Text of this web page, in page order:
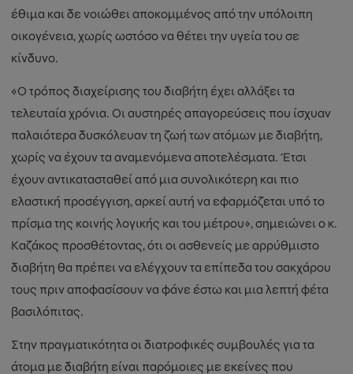
έθιμα και δε νοιώθει αποκομμένος από την υπόλοιπη
οικογένεια, χωρίς ωστόσο να θέτει την υγεία του σε
κίνδυνο.
«Ο τρόπος διαχείρισης του διαβήτη έχει αλλάξει τα
τελευταία χρόνια. Οι αυστηρές απαγορεύσεις που ίσχυαν
παλαιότερα δυσκόλευαν τη ζωή των ατόμων με διαβήτη,
χωρίς να έχουν τα αναμενόμενα αποτελέσματα. Έτσι
έχουν αντικατασταθεί από μια συνολικότερη και πιο
ελαστική προσέγγιση, αρκεί αυτή να εφαρμόζεται υπό το
πρίσμα της κοινής λογικής και του μέτρου», σημειώνει ο κ.
Καζάκος προσθέτοντας, ότι οι ασθενείς με αρρύθμιστο
διαβήτη θα πρέπει να ελέγχουν τα επίπεδα του σακχάρου
τους πριν αποφασίσουν να φάνε έστω και μια λεπτή φέτα
βασιλόπιτας.
Στην πραγματικότητα οι διατροφικές συμβουλές για τα
άτομα με διαβήτη είναι παρόμοιες με εκείνες που